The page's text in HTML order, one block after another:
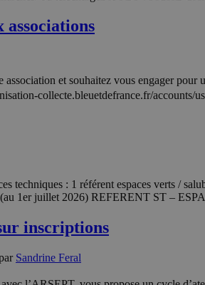
associations
et souhaitez vous engager
collecte.bleuetdefrance.fr/
techniques : 1 référent espaces verts /
(au 1er juillet 2026) REFERENT ST
inscriptions
Sandrine Feral